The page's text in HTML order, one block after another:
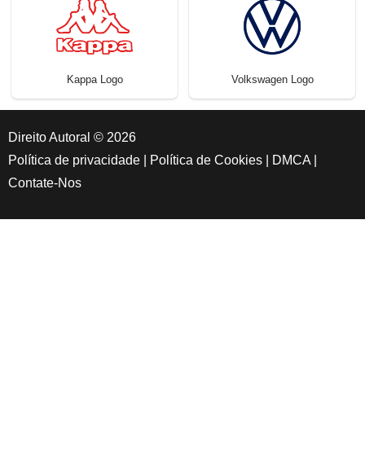
Kappa Logo Volkswagen Logo
Direito Autoral © 2026
Política de privacidade
Política de Cookies DMCA
Contate-Nos